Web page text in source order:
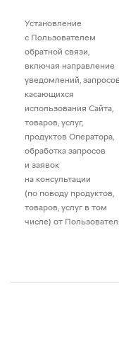
Установление
с Пользователем
обратной связи,
включая направление
уведомлений,
касающихся
использования Сайта,
товаров, услуг,
продуктов Оператора,
обработка запросов
и заявок
на консультации
(по поводу продуктов,
товаров, услуг в том
числе) от